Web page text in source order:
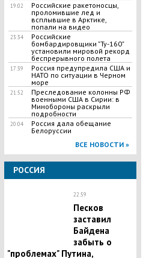
19:02
Российские ракетоносцы,
проломившие лед и
всплывшие в Арктике,
попали на видео
23:34
Российские
бомбардировщики "Ту-160"
установили мировой рекорд
беспрерывного полета
17:39
Россия предупредила США и
НАТО по ситуации в Черном
море
21:52
Преследование колонны РФ
военными США в Сирии: в
Минобороны раскрыли
подробности
20:04
Россия дала обещание
Белоруссии
ВСЕ НОВОСТИ »
РОССИЯ
22:59
Песков
заставил
Байдена
забыть о
"проблемах" Путина,